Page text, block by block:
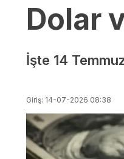
Dolar
İşte 14
Giriş: 14-07-2026 08:38